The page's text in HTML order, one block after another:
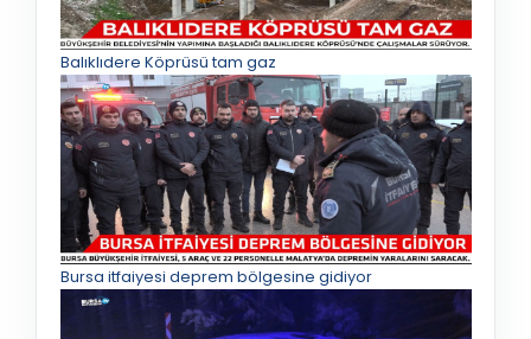
Balıklıdere Köprüsü tam gaz
Bursa itfaiyesi deprem bölgesine gidiyor